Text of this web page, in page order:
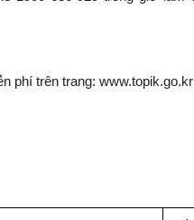
phí trên trang: www.topik.go.kr